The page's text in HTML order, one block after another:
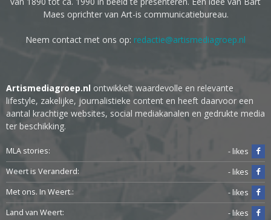
Maes oprichter van Art-is communicatiebureau.
Neem contact met ons op: redactie@artismediagroep.nl
Artismediagroep.nl ontwikkelt waardevolle en relevante
lifestyle, zakelijke, journalistieke content en heeft daarvoor een
aantal krachtige websites, social mediakanalen en gedrukte media
ter beschikking.
MLA stories:
- likes
Weert is Veranderd:
- likes
Met ons. In Weert.:
- likes
Land van Weert:
- likes